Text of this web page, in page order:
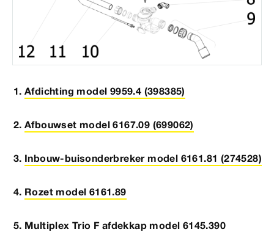
Afdichting model 9959.4 (398385)
Afbouwset model 6167.09 (699062)
Inbouw-buisonderbreker model 6161.81 (274528)
Rozet model 6161.89
Multiplex Trio F afdekkap model 6145.390